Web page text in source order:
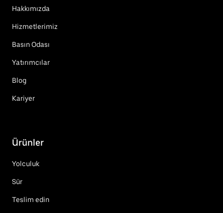
Hakkımızda
Hizmetlerimiz
Basın Odası
Yatırımcılar
Blog
Kariyer
Ürünler
Yolculuk
Sür
Teslim edin